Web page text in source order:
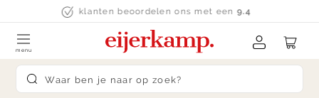
Skip to contentklanten beoordelen ons met een 9.4
Submit search
menu